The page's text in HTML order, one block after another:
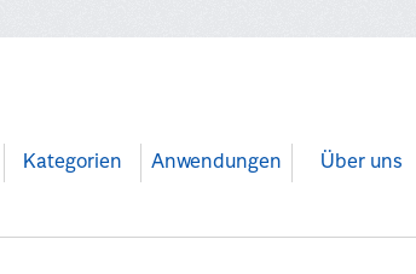
Kategorien Anwendungen Über uns